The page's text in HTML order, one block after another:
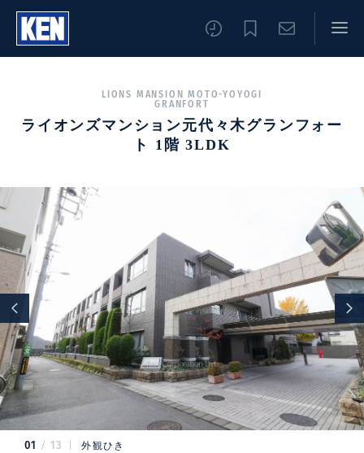
LIONS MANSION MOTO-YOYOGI
GRANFORT
ライオンズマンション元代々木グランフォー
ト 1階 3LDK
01 13 外観ひき